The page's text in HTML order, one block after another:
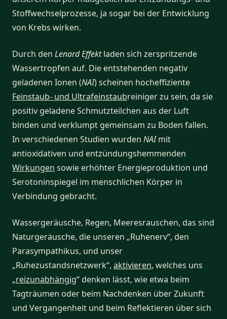
Stoffwechselprozesse, ja sogar bei der Entwicklung
von Krebs wirken.
Durch den Lenard Effektladen sich zerspritzende
Wassertropfen auf. Die entstehenden negativ
geladenen Ionen (NAI) scheinen hocheffiziente
Feinstaub- und Ultrafeinstaubreiniger zu sein, da sie
positiv geladene Schmutzteilchen aus der Luft
binden und verklumpt gemeinsam zu Boden fallen.
In verschiedenen Studien wurden NAImit
antioxidativen und entzündungshemmenden
Wirkungen sowie erhöhter Energieproduktion und
Serotoninspiegel im menschlichen Körper in
Verbindung gebracht.
Wassergeräusche, Regen, Meeresrauschen, das sind
Naturgeräusche, die unseren „Ruhenerv“, den
Parasympathikus, und unser
„Ruhezustandsnetzwerk“, aktivieren, welches uns
„reizunabhängig“ denken lässt, wie etwa beim
Tagträumen oder beim Nachdenken über Zukunft
und Vergangenheit und beim Reflektieren über sich